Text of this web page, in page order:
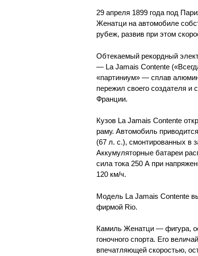
29 апреля 1899 года под
Женатци на автомобиле
рубеж, развив при этом
Обтекаемый рекордный
— La Jamais Contente
«партиниум» — сплав
пережил своего создателя и
Франции.
Кузов La Jamais Contente
раму. Автомобиль
(67 л. с.), смонтированных в
Аккумуляторные батареи
сила тока 250 А при
120 км/ч.
Модель La Jamais Contente
фирмой Rio.
Камиль Женатци — фигура,
гоночного спорта. Его
впечатляющей скоростью,